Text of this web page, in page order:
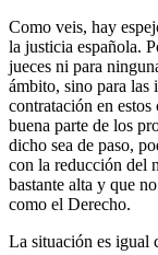
Como veis, hay
la justicia española.
jueces ni para
ámbito, sino para las
contratación en
buena parte de los
dicho sea de paso,
con la reducción del
bastante alta y que
como el Derecho.
La situación es igual